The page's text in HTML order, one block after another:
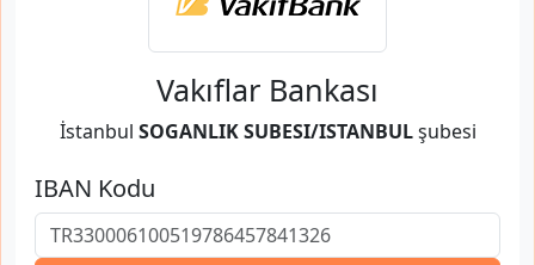
Vakıflar Bankası
İstanbul SOGANLIK SUBESI/ISTANBULşubesi
IBAN Kodu